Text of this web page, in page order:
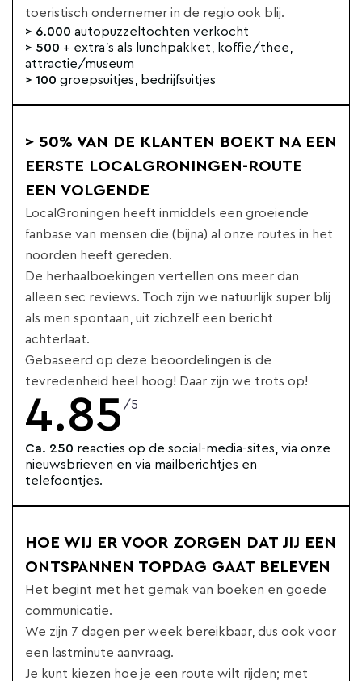
toeristisch ondernemer in de regio ook blij.
> 6.000 autopuzzeltochten verkocht
> 500 + extra's als lunchpakket, koffie/thee,
attractie/museum
> 100 groepsuitjes, bedrijfsuitjes
> 50% VAN DE KLANTEN BOEKT NA EEN
EERSTE LOCALGRONINGEN-ROUTE
EEN VOLGENDE
LocalGroningen heeft inmiddels een groeiende
fanbase van mensen die (bijna) al onze routes in het
noorden heeft gereden.
De herhaalboekingen vertellen ons meer dan
alleen sec reviews. Toch zijn we natuurlijk super blij
als men spontaan, uit zichzelf een bericht
achterlaat.
Gebaseerd op deze beoordelingen is de
tevredenheid heel hoog! Daar zijn we trots op!
4.85 /5
Ca. 250 reacties op de social-media-sites, via onze
nieuwsbrieven en via mailberichtjes en
telefoontjes.
HOE WIJ ER VOOR ZORGEN DAT JIJ EEN
ONTSPANNEN TOPDAG GAAT BELEVEN
Het begint met het gemak van boeken en goede
communicatie.
We zijn 7 dagen per week bereikbaar, dus ook voor
een lastminute aanvraag.
Je kunt kiezen hoe je een route wilt rijden; met